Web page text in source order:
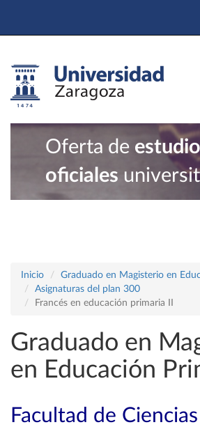
Oferta de
oficiales
Inicio
Graduado en Magisterio en
Asignaturas del plan 300
Francés en educación primaria II
Graduado en
en Educación
Facultad de